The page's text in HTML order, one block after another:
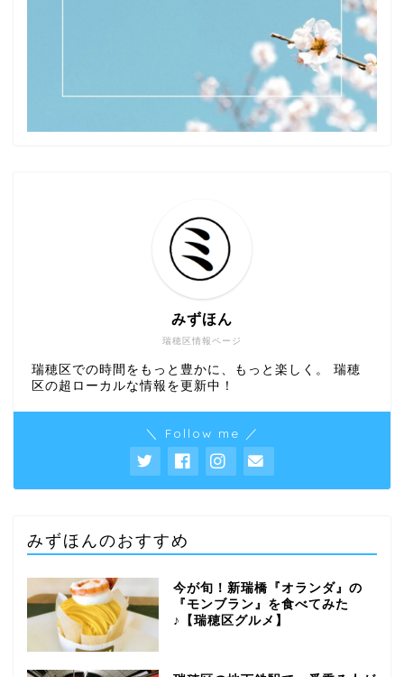
瑞穂区情報ページ
みずほん
瑞穂区での時間をもっと豊かに、もっと楽しく。 瑞穂
区の超ローカルな情報を更新中！
＼ Follow me ／
みずほんのおすすめ
今が旬！新瑞橋『オランダ』の
『モンブラン』を食べてみた
♪【瑞穂区グルメ】